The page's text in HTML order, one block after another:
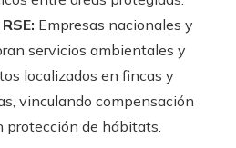
Empresas nacionales y
servicios ambientales y
localizados en fincas y
vinculando compensación
protección de hábitats.